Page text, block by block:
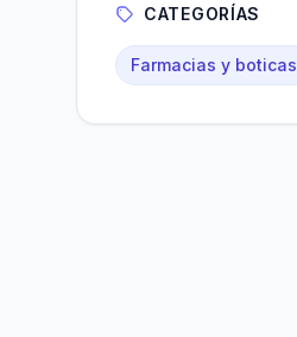
CATEGORÍAS
Farmacias y boticas